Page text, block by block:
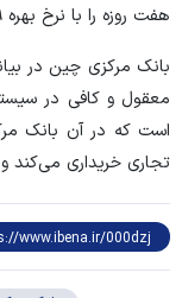
هفت روزه را با نرخ بهره ۱.۹ درصد انجام داد.
بانک مرکزی چین در
معقول و کافی در
است که در آن بانک
تجاری خریداری می‌کند